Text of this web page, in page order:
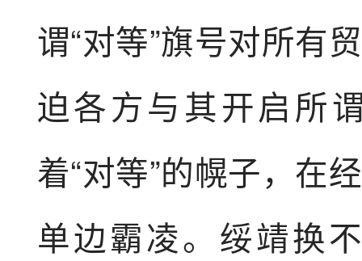
谓“对等”旗号对所有
迫各方与其开启所
着“对等”的幌子，在
单边霸凌。绥靖换